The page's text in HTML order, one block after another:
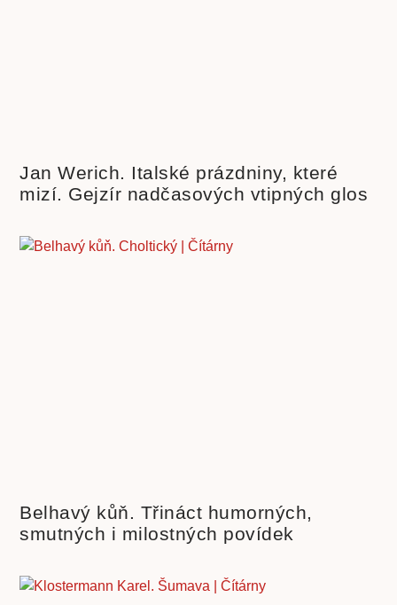
Jan Werich. Italské prázdniny, které
mizí. Gejzír nadčasových vtipných glos
Belhavý kůň. Třináct humorných,
smutných i milostných povídek